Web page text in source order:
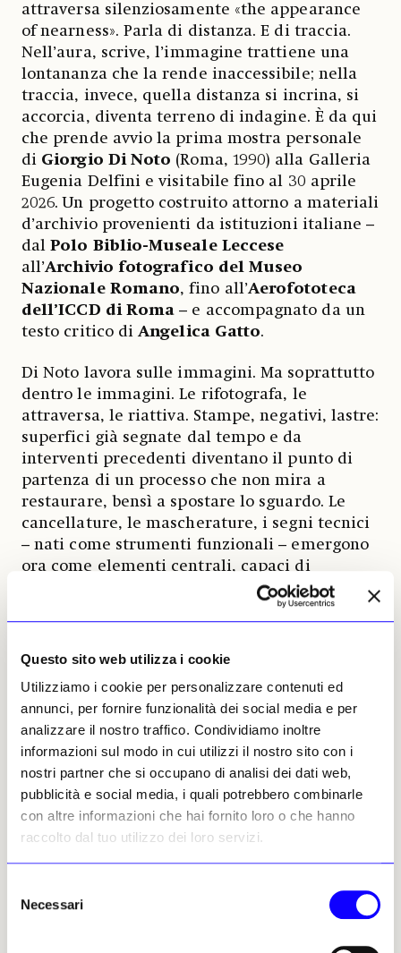
Questo sito web utilizza i cookie
Utilizziamo i cookie per personalizzare contenuti ed
annunci, per fornire funzionalità dei social media e per
analizzare il nostro traffico. Condividiamo inoltre
informazioni sul modo in cui utilizzi il nostro sito con i
nostri partner che si occupano di analisi dei dati web,
pubblicità e social media, i quali potrebbero combinarle
con altre informazioni che hai fornito loro o che hanno
raccolto dal tuo utilizzo dei loro servizi.
delNecessari
attraversa silenziosamente «the appearance
of nearness». Parla di distanza. E di traccia.
Nell’aura, scrive, l’immagine trattiene una
lontananza che la rende inaccessibile; nella
traccia, invece, quella distanza si incrina, si
accorcia, diventa terreno di indagine. È da qui
che prende avvio la prima mostra personale
di Giorgio Di Noto (Roma, 1990) alla Galleria
Eugenia Delfini e visitabile fino al 30 aprile
2026. Un progetto costruito attorno a materiali
d’archivio provenienti da istituzioni italiane –
dal Polo Biblio-Museale Leccese
all’Archivio fotografico del Museo
Nazionale Romano, fino all’Aerofototeca
dell’ICCD di Roma – e accompagnato da un
testo critico diAngelica Gatto.
Di Noto lavora sulle immagini. Ma soprattutto
dentro le immagini. Le rifotografa, le
attraversa, le riattiva. Stampe, negativi, lastre:
superfici già segnate dal tempo e da
interventi precedenti diventano il punto di
partenza di un processo che non mira a
restaurare, bensì a spostare lo sguardo. Le
cancellature, le mascherature, i segni tecnici
– nati come strumenti funzionali – emergono
ora come elementi centrali, capaci di
ridefinire la lettura e aprire nuove possibilità
di senso. Attraverso variazioni di luce o azioni
argentato sul retro delle stampe, l’artista
alcune componenti e lasciandone altre sullo
sfondo, in un equilibrio instabile tra
rivelazione e perdita. L’immagine, così, non
si offre mai in modo definitivo, ma resta in
tensionetra ciò che mostra e ciò che
trattiene.
È in questa soglia che si colloca il lavoro. Tra
visibile e nascosto, fedeltà e interpretazione.
Segni di ossidazione, raschiature, censure ed
diventare materia attiva, zone di intensità